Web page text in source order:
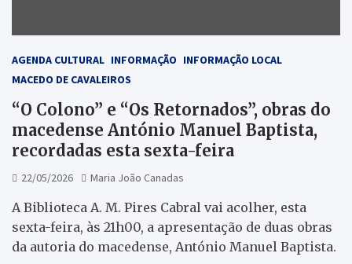
AGENDA CULTURAL INFORMAÇÃO INFORMAÇÃO LOCAL
MACEDO DE CAVALEIROS
“O Colono” e “Os Retornados”, obras do
macedense António Manuel Baptista,
recordadas esta sexta-feira
22/05/2026 Maria João Canadas
A Biblioteca A. M. Pires Cabral vai acolher, esta
sexta-feira, às 21h00, a apresentação de duas obras
da autoria do macedense, António Manuel Baptista.